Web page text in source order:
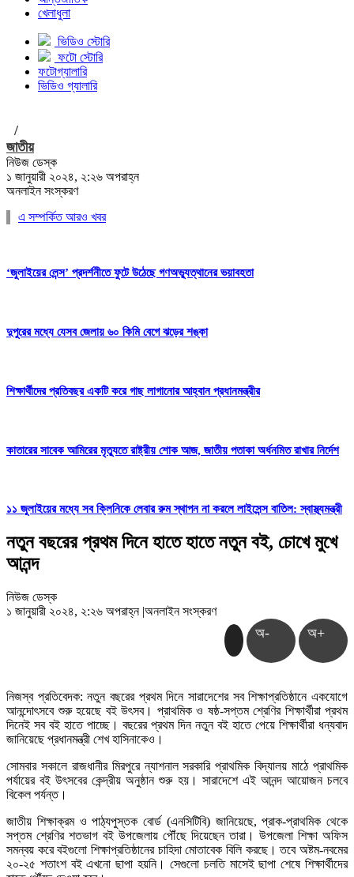
খেলাধুলা
ভিডিও স্টোরি
ফটো স্টোরি
ফটোগ্যালারি
ভিডিও গ্যালারি
/
জাতীয়
নিউজ ডেস্ক
১ জানুয়ারী ২০২৪, ২:২৬ অপরাহ্ন
অনলাইন সংস্করণ
এ সম্পর্কিত আরও খবর
‘জুলাইয়ের লেন্স’ প্রদর্শনীতে ফুটে উঠেছে গণঅভ্যুত্থানের ভয়াবহতা
দুপুরের মধ্যে যেসব জেলায় ৬০ কিমি বেগে ঝড়ের শঙ্কা
শিক্ষার্থীদের প্রতিবছর একটি করে গাছ লাগানোর আহ্বান প্রধানমন্ত্রীর
কাতারের সাবেক আমিরের মৃত্যুতে রাষ্ট্রীয় শোক আজ, জাতীয় পতাকা অর্ধনমিত রাখার নির্দেশ
১১ জুলাইয়ের মধ্যে সব ক্লিনিকে লেবার রুম স্থাপন না করলে লাইসেন্স বাতিল: স্বাস্থ্যমন্ত্রী
নতুন বছরের প্রথম দিনে হাতে হাতে নতুন বই, চোখে মুখে
আনন্দ
নিউজ ডেস্ক
১ জানুয়ারী ২০২৪, ২:২৬ অপরাহ্ন |অনলাইন সংস্করণ
অ- অ+
নিজস্ব প্রতিবেদক: নতুন বছরের প্রথম দিনে সারাদেশের সব শিক্ষাপ্রতিষ্ঠানে একযোগে
আনন্দোৎসবে শুরু হয়েছে বই উৎসব। প্রাথমিক ও ষষ্ঠ-সপ্তম শ্রেণির শিক্ষার্থীরা প্রথম
দিনেই সব বই হাতে পাচ্ছে। বছরের প্রথম দিন নতুন বই হাতে পেয়ে শিক্ষার্থীরা ধন্যবাদ
জানিয়েছে প্রধানমন্ত্রী শেখ হাসিনাকেও।
সোমবার সকালে রাজধানীর মিরপুরে ন্যাশনাল সরকারি প্রাথমিক বিদ্যালয় মাঠে প্রাথমিক
পর্যায়ের বই উৎসবের কেন্দ্রীয় অনুষ্ঠান শুরু হয়। সারাদেশে এই আনন্দ আয়োজন চলবে
বিকেল পর্যন্ত।
জাতীয় শিক্ষাক্রম ও পাঠ্যপুস্তক বোর্ড (এনসিটিবি) জানিয়েছে, প্রাক-প্রাথমিক থেকে
সপ্তম শ্রেণির শতভাগ বই উপজেলায় পৌঁছে দিয়েছেন তারা। উপজেলা শিক্ষা অফিস
সমন্বয় করে বইগুলো শিক্ষাপ্রতিষ্ঠানের চাহিদা মোতাবেক বিলি করছে। তবে অষ্টম-নবমের
২০-২৫ শতাংশ বই এখনো ছাপা হয়নি। সেগুলো চলতি মাসেই ছাপা শেষে শিক্ষার্থীদের